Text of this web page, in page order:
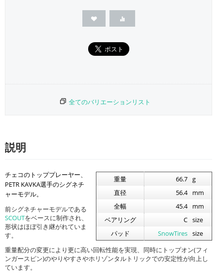
全てのバリエーションリスト
説明
重量 66.7 g
直径
56.4
mm
全幅
45.4
mm
ベアリング
C size
パッド
SnowTires size
チェコのトッププレーヤー、
PETR KAVKA選手のシグネチ
ャーモデル。
前シグネチャーモデルである
SCOUTをベースに制作され、
形状はほぼ引き継がれていま
す。
重量配分の変更により更に高い回転性能を実現、同時にトップオン(フィ
ンガースピン)のやりやすさやホリゾンタルトリックでの安定性が向上し
ています。